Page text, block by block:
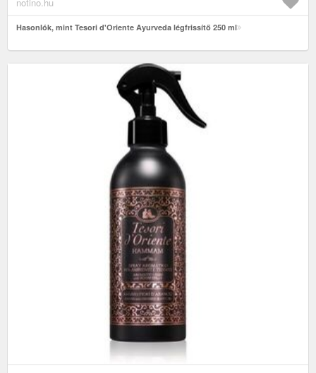
notino.hu
Hasonlók, mint Tesori d'Oriente Ayurveda légfrissítő 250 ml